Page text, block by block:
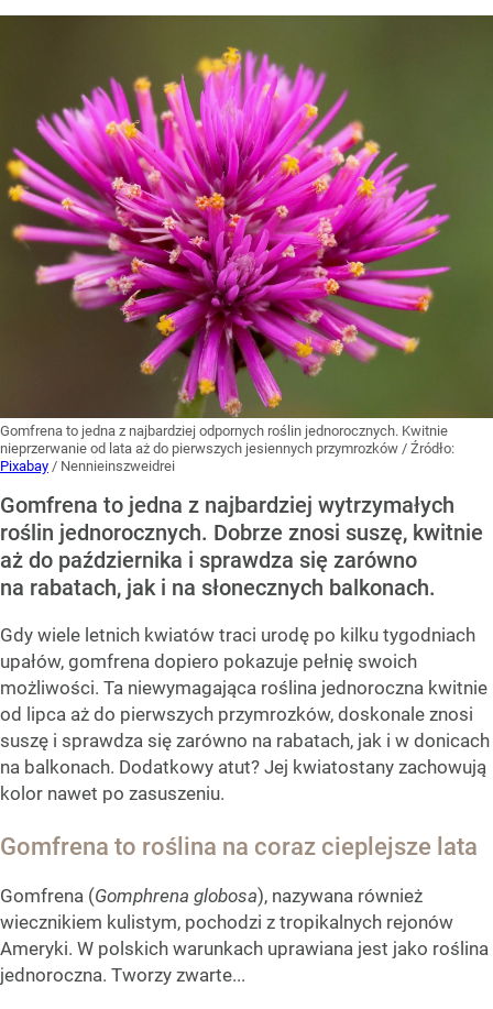
Gomfrena to jedna z najbardziej odpornych roślin jednorocznych. Kwitnie
nieprzerwanie od lata aż do pierwszych jesiennych przymrozków / Źródło:
Pixabay / Nennieinszweidrei
Gomfrena to jedna z najbardziej wytrzymałych
roślin jednorocznych. Dobrze znosi suszę, kwitnie
aż do października i sprawdza się zarówno
na rabatach, jak i na słonecznych balkonach.
Gdy wiele letnich kwiatów traci urodę po kilku tygodniach
upałów, gomfrena dopiero pokazuje pełnię swoich
możliwości. Ta niewymagająca roślina jednoroczna kwitnie
od lipca aż do pierwszych przymrozków, doskonale znosi
suszę i sprawdza się zarówno na rabatach, jak i w donicach
na balkonach. Dodatkowy atut? Jej kwiatostany zachowują
kolor nawet po zasuszeniu.
Gomfrena to roślina na coraz cieplejsze lata
Gomfrena (Gomphrena globosa), nazywana również
wiecznikiem kulistym, pochodzi z tropikalnych rejonów
Ameryki. W polskich warunkach uprawiana jest jako roślina
jednoroczna. Tworzy zwarte...